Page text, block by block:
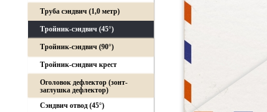
Труба сэндвич (1,0 метр)
Тройник-сэндвич (45°)
Тройник-сэндвич (90°)
Тройник-сэндвич крест
Оголовок дефлектор (зонт-
заглушка дефлектор)
Сэндвич отвод (45°)